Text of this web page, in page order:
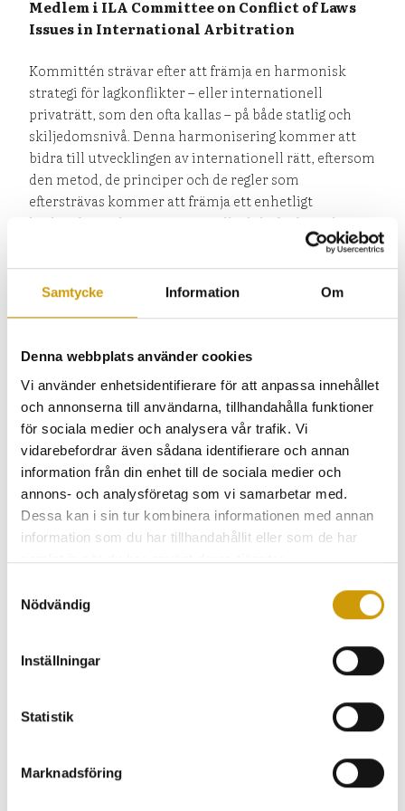
Samtycke Information Om
Denna webbplats använder cookies
Vi använder enhetsidentifierare för att anpassa innehållet
och annonserna till användarna, tillhandahålla funktioner
för sociala medier och analysera vår trafik. Vi
vidarebefordrar även sådana identifierare och annan
information från din enhet till de sociala medier och
annons- och analysföretag som vi samarbetar med.
Dessa kan i sin tur kombinera informationen med annan
information som du har tillhandahållit eller som de har
samlat in när du har använt deras tjänster.
Nödvändig
Inställningar
Statistik
Marknadsföring
Medlem i ILA Committee on Conflict of Laws
Issues in International Arbitration
Kommittén strävar efter att främja en harmonisk
strategi för lagkonflikter – eller internationell
privaträtt, som den ofta kallas – på både statlig och
skiljedomsnivå. Denna harmonisering kommer att
bidra till utvecklingen av internationell rätt, eftersom
den metod, de principer och de regler som
eftersträvas kommer att främja ett enhetligt
beslutsfattande i internationellt skiljeförfarande,
undvika konflikter mellan skiljedomstolar och
statliga domstolar och öka parternas rättssäkerhet.
Det kommer också att underlätta skiljemännens och
David Silverlid
Medlem i ILA Committee on Artificial
Kommittén strävar efter att gå bortom den